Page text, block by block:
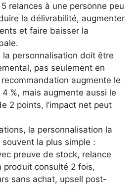
relances à une personne peu
la délivrabilité, augmenter
et faire baisser la
personnalisation doit être
pas seulement en
recommandation augmente le
%, mais augmente aussi le
2 points, l’impact net peut
la personnalisation la
la plus simple :
preuve de stock, relance
produit consulté 2 fois,
sans achat, upsell post-